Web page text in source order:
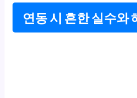
연동 시 흔한 실수와